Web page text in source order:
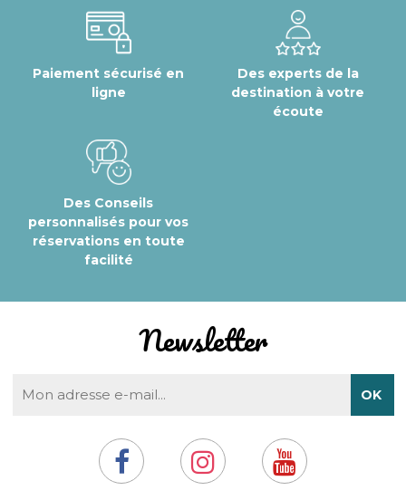
Paiement sécurisé en
ligne
Des experts de la
destination à votre
écoute
Des Conseils
personnalisés pour vos
réservations en toute
facilité
Newsletter